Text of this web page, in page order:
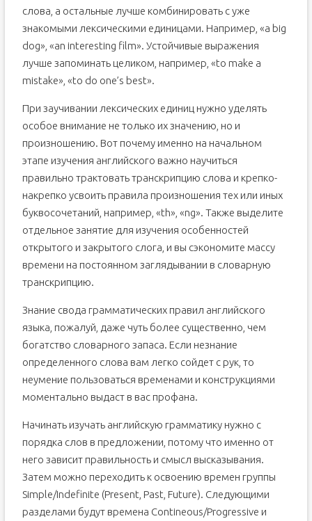
слова, а остальные лучше комбинировать с уже
знакомыми лексическими единицами. Например, «a big
dog», «an interesting film». Устойчивые выражения
лучше запоминать целиком, например, «to make a
mistake», «to do one’s best».
При заучивании лексических единиц нужно уделять
особое внимание не только их значению, но и
произношению. Вот почему именно на начальном
этапе изучения английского важно научиться
правильно трактовать транскрипцию слова и крепко-
накрепко усвоить правила произношения тех или иных
буквосочетаний, например, «th», «ng». Также выделите
отдельное занятие для изучения особенностей
открытого и закрытого слога, и вы сэкономите массу
времени на постоянном заглядывании в словарную
транскрипцию.
Знание свода грамматических правил английского
языка, пожалуй, даже чуть более существенно, чем
богатство словарного запаса. Если незнание
определенного слова вам легко сойдет с рук, то
неумение пользоваться временами и конструкциями
моментально выдаст в вас профана.
Начинать изучать английскую грамматику нужно с
порядка слов в предложении, потому что именно от
него зависит правильность и смысл высказывания.
Затем можно переходить к освоению времен группы
Simple/Indefinite (Present, Past, Future). Следующими
разделами будут времена Contineous/Progressive и